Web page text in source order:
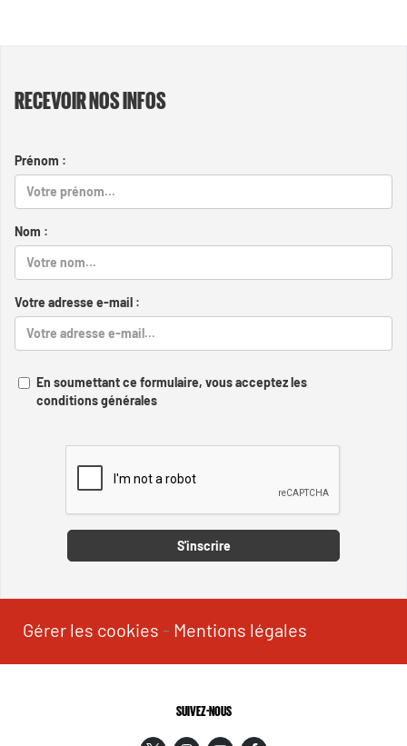
RECEVOIR NOS INFOS
Prénom :
Nom :
Votre adresse e-mail :
En soumettant ce formulaire, vous acceptez les
conditions générales
S'inscrire
Gérer les cookies - Mentions légales
SUIVEZ-NOUS